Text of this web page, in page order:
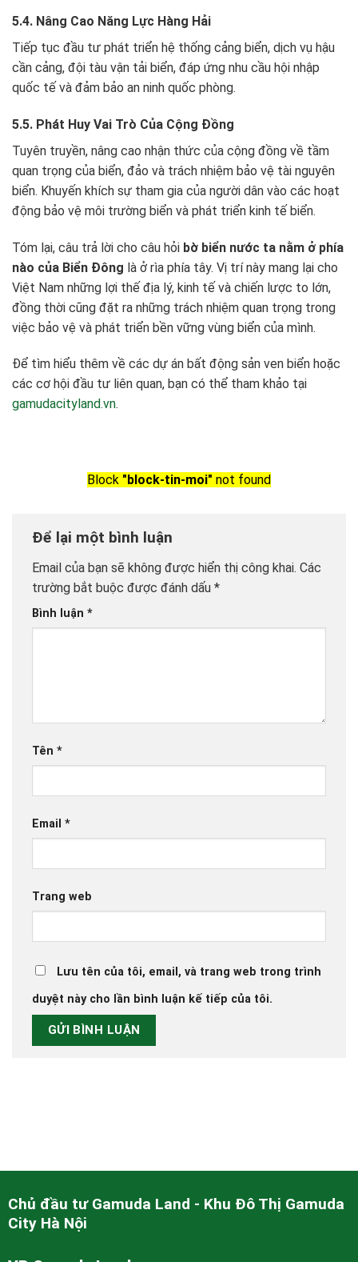
5.4. Nâng Cao Năng Lực Hàng Hải
Tiếp tục đầu tư phát triển hệ thống cảng biển, dịch vụ hậu
cần cảng, đội tàu vận tải biển, đáp ứng nhu cầu hội nhập
quốc tế và đảm bảo an ninh quốc phòng.
5.5. Phát Huy Vai Trò Của Cộng Đồng
Tuyên truyền, nâng cao nhận thức của cộng đồng về tầm
quan trọng của biển, đảo và trách nhiệm bảo vệ tài nguyên
biển. Khuyến khích sự tham gia của người dân vào các hoạt
động bảo vệ môi trường biển và phát triển kinh tế biển.
Tóm lại, câu trả lời cho câu hỏi bờ biển nước ta nằm ở phía
nào của Biển Đông là ở rìa phía tây. Vị trí này mang lại cho
Việt Nam những lợi thế địa lý, kinh tế và chiến lược to lớn,
đồng thời cũng đặt ra những trách nhiệm quan trọng trong
việc bảo vệ và phát triển bền vững vùng biển của mình.
Để tìm hiểu thêm về các dự án bất động sản ven biển hoặc
các cơ hội đầu tư liên quan, bạn có thể tham khảo tại
gamudacityland.vn.
Block "block-tin-moi" not found
Để lại một bình luận
Email của bạn sẽ không được hiển thị công khai. Các
trường bắt buộc được đánh dấu *
Bình luận *
Tên *
Email *
Trang web
Lưu tên của tôi, email, và trang web trong trình
duyệt này cho lần bình luận kế tiếp của tôi.
Chủ đầu tư Gamuda Land - Khu Đô Thị Gamuda
City Hà Nội